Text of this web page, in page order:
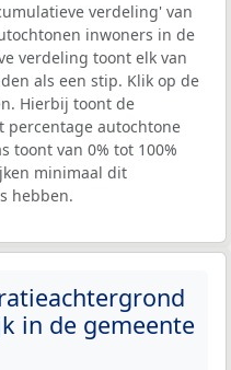
verdeling' van
inwoners in de
verdeling toont elk van
als een stip. Klik op de
Hierbij toont de
percentage autochtone
toont van 0% tot 100%
minimaal dit
hebben.
in de gemeente